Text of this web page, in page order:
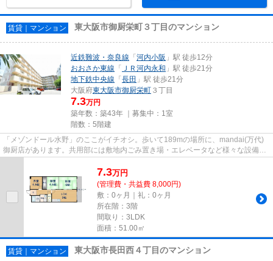
賃貸｜マンション 東大阪市御厨栄町３丁目のマンション
近鉄難波・奈良線 「河内小阪 」駅 徒歩12分
おおさか東線 「 ＪＲ河内永和 」駅 徒歩21分
地下鉄中央線 「長田 」駅 徒歩21分
大阪府東大阪市御厨栄町 ３丁目
7.3万円
築年数：築43年 ｜募集中： 1室
階数：5階建
「メゾンドール水野」のここがイチオシ。歩いて189mの場所に、mandai(万代)
御厨店があります。共用部には敷地内ごみ置き場・エレベータなど様々な設備や
サービスが揃っているので便利...
7.3万円
(管理費・共益費 8,000円)
敷：0ヶ月｜礼：0ヶ月
所在階：3階
間取り：3LDK
面積：51.00㎡
賃貸｜マンション 東大阪市長田西４丁目のマンション